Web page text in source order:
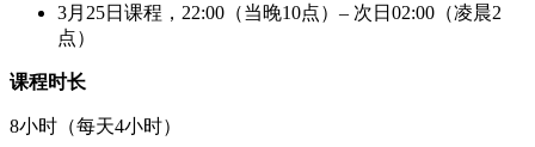
3月25日课程，22:00（当晚10点）– 次日02:00（凌晨2
点）
课程时长
8小时（每天4小时）